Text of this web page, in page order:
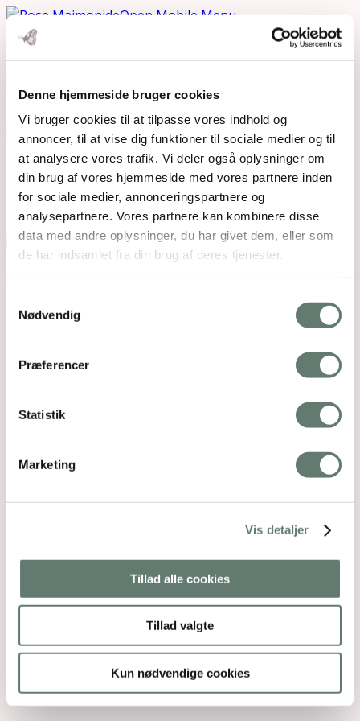
Denne hjemmeside bruger cookies
Vi bruger cookies til at tilpasse vores indhold og
annoncer, til at vise dig funktioner til sociale medier og til
at analysere vores trafik. Vi deler også oplysninger om
din brug af vores hjemmeside med vores partnere inden
for sociale medier, annonceringspartnere og
analysepartnere. Vores partnere kan kombinere disse
data med andre oplysninger, du har givet dem, eller som
de har indsamlet fra din brug af deres tjenester.
Nødvendig
Præferencer
Statistik
Marketing
Vis detaljer
Tillad alle cookies
Tillad valgte
Kun nødvendige cookies
Open Mobile Menu
Downloads:full (496x781)|medium (191x300)
thumbnail (150x150)
Mothering Guiding | CVR 28237618 |
rose@rosemaimonide.com |Handelsbetingelser
Copyright 2026 – Rose Maimonide. All Rights
Reserved. Webdesign byDIGITAL TALES.
Back To Top
×